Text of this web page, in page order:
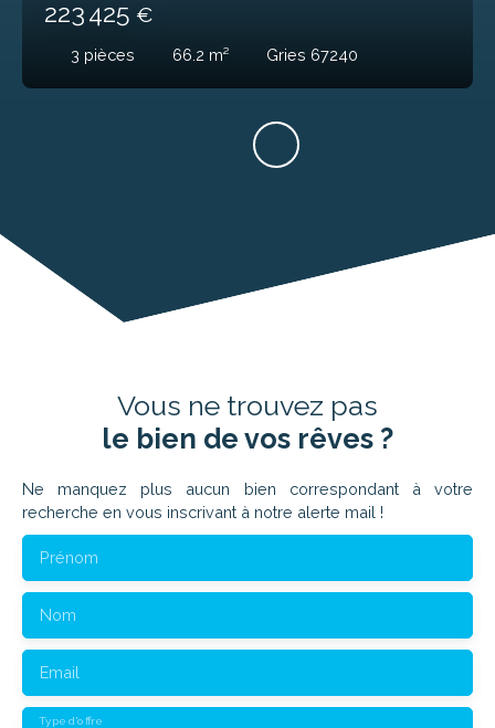
223 425 €
3 pièces 66.2 m² Gries 67240
Vous ne trouvez pas
le bien de vos rêves ?
Ne manquez plus aucun bien correspondant à votre
recherche en vous inscrivant à notre alerte mail !
Prénom
Nom
Email
Type d'offre